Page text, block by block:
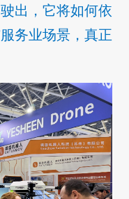
出，它将如何依
务业场景，真正